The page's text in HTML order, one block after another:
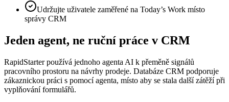
Udržujte uživatele zaměřené na Today’s Work místo
správy CRM
Jeden agent, ne ruční práce v CRM
RapidStarter používá jednoho agenta AI k přeměně signálů
pracovního prostoru na návrhy prodeje. Databáze CRM podporuje
zákaznickou práci s pomocí agenta, místo aby se stala další zátěží při
vyplňování formulářů.